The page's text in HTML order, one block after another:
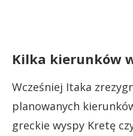
Kilka kierunków
Wcześniej Itaka
planowanych
greckie wyspy Kretę